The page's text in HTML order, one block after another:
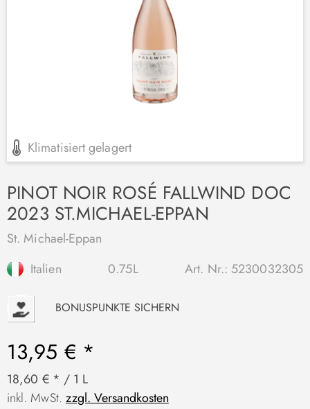
Klimatisiert gelagert
PINOT NOIR ROSÉ FALLWIND DOC
2023 ST.MICHAEL-EPPAN
St. Michael-Eppan
Italien
0.75L Art. Nr.: 5230032305
P BONUSPUNKTE SICHERN
13,95 € *
18,60 € * / 1 L
inkl. MwSt. zzgl. Versandkosten